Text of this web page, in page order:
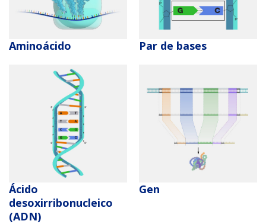
​Aminoácido Par de bases
Ácido
desoxirribonucleico
(ADN)
Gen